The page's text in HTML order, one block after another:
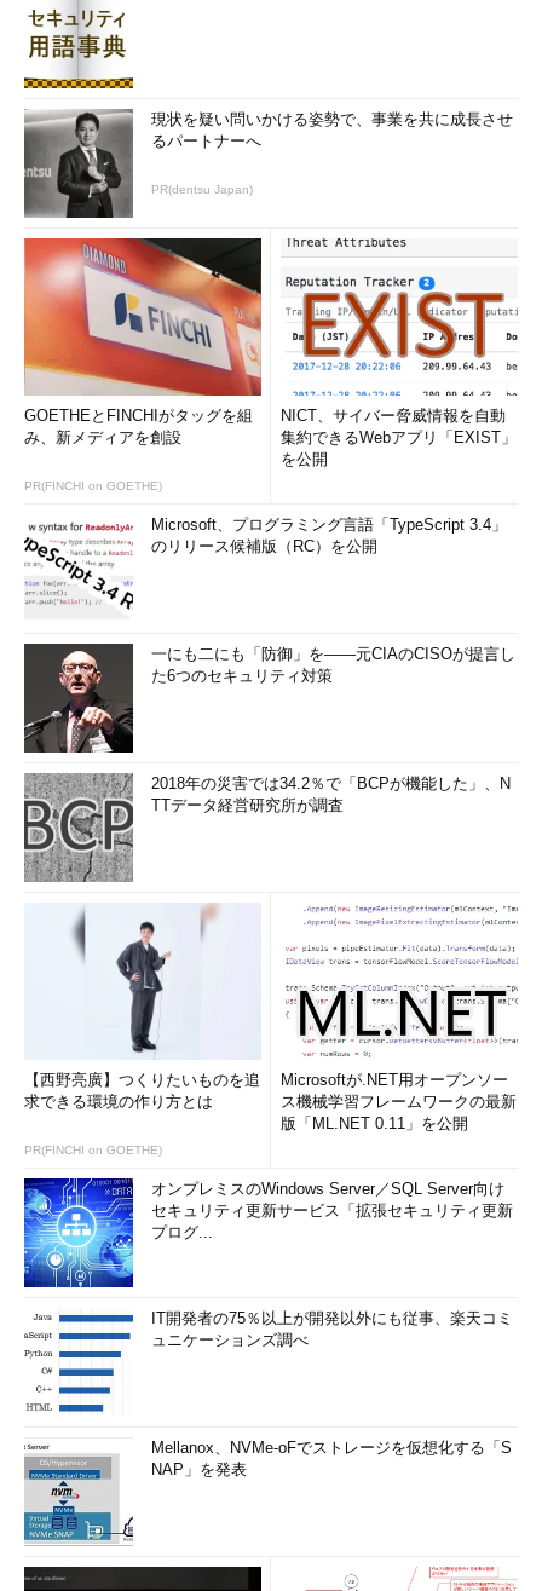
現状を疑い問いかける姿勢で、事業を共に成長させ
るパートナーへ
PR(dentsu Japan)
GOETHEとFINCHIがタッグを組
み、新メディアを創設
PR(FINCHI on GOETHE)
NICT、サイバー脅威情報を自動
集約できるWebアプリ「EXIST」
を公開
Microsoft、プログラミング言語「TypeScript 3.4」
のリリース候補版（RC）を公開
一にも二にも「防御」を――元CIAのCISOが提言し
た6つのセキュリティ対策
2018年の災害では34.2％で「BCPが機能した」、N
TTデータ経営研究所が調査
【西野亮廣】つくりたいものを追
求できる環境の作り方とは
PR(FINCHI on GOETHE)
Microsoftが.NET用オープンソー
ス機械学習フレームワークの最新
版「ML.NET 0.11」を公開
オンプレミスのWindows Server／SQL Server向け
セキュリティ更新サービス「拡張セキュリティ更新
プログ...
IT開発者の75％以上が開発以外にも従事、楽天コミ
ュニケーションズ調べ
Mellanox、NVMe-oFでストレージを仮想化する「S
NAP」を発表